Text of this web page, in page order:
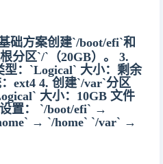
础方案创建`/boot/efi`和
分区`/`（20GB）。 3.
型：`Logical` 大小：剩余
ext4 4. 创建`/var`分区
大小：10GB 文件
置： `/boot/efi` →
→ `/home` `/var` →